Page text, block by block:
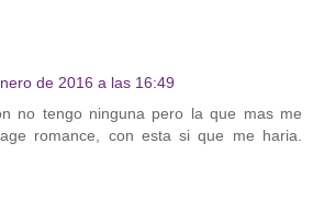
de 2016 a las 16:49
no tengo ninguna pero la que mas me
romance, con esta si que me haria.